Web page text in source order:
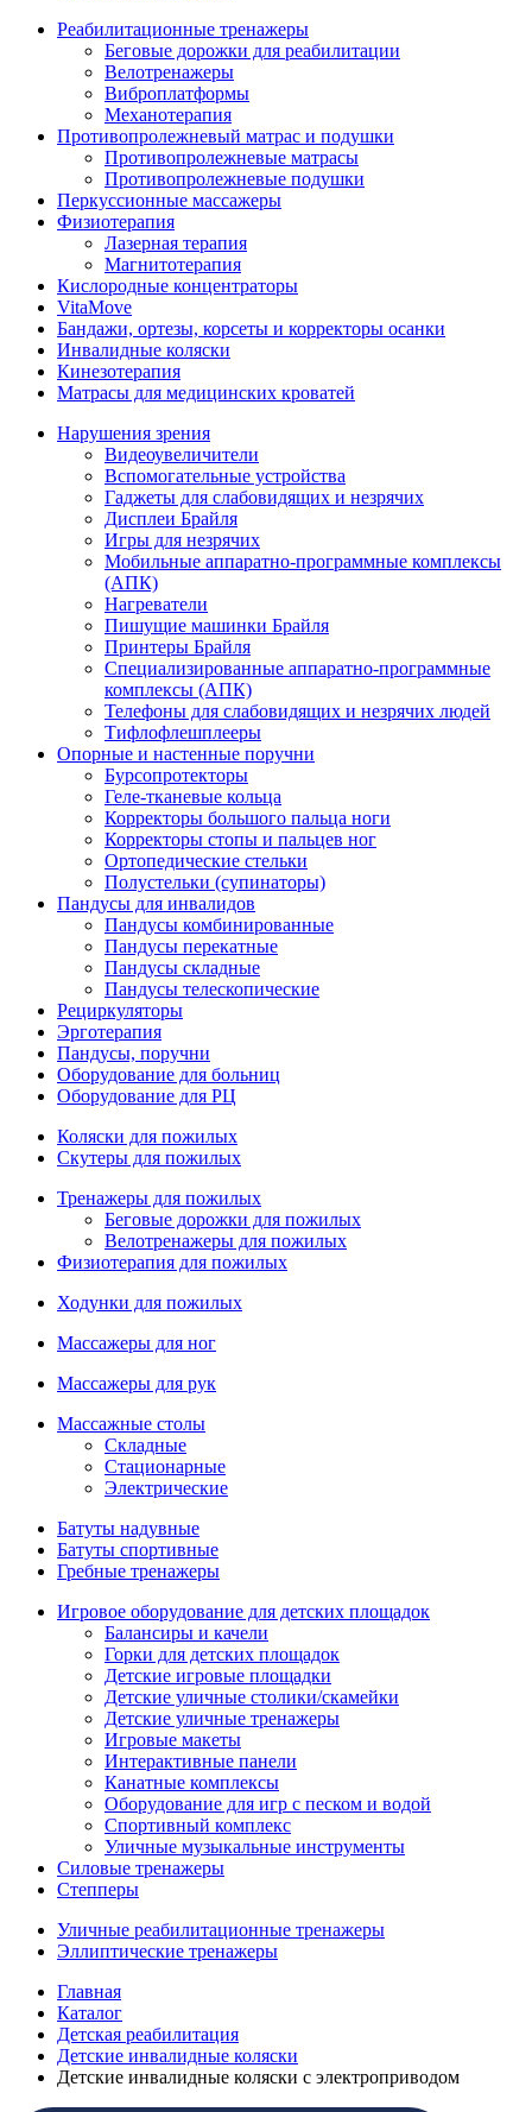
Реабилитационные тренажеры
Беговые дорожки для реабилитации
Велотренажеры
Виброплатформы
Механотерапия
Противопролежневый матрас и подушки
Противопролежневые матрасы
Противопролежневые подушки
Перкуссионные массажеры
Физиотерапия
Лазерная терапия
Магнитотерапия
Кислородные концентраторы
VitaMove
Бандажи, ортезы, корсеты и корректоры осанки
Инвалидные коляски
Кинезотерапия
Матрасы для медицинских кроватей
Нарушения зрения
Видеоувеличители
Вспомогательные устройства
Гаджеты для слабовидящих и незрячих
Дисплеи Брайля
Игры для незрячих
Мобильные аппаратно-программные комплексы
(АПК)
Нагреватели
Пишущие машинки Брайля
Принтеры Брайля
Специализированные аппаратно-программные
комплексы (АПК)
Телефоны для слабовидящих и незрячих людей
Тифлофлешплееры
Опорные и настенные поручни
Бурсопротекторы
Геле-тканевые кольца
Корректоры большого пальца ноги
Корректоры стопы и пальцев ног
Ортопедические стельки
Полустельки (супинаторы)
Пандусы для инвалидов
Пандусы комбинированные
Пандусы перекатные
Пандусы складные
Пандусы телескопические
Рециркуляторы
Эрготерапия
Пандусы, поручни
Оборудование для больниц
Оборудование для РЦ
Коляски для пожилых
Скутеры для пожилых
Тренажеры для пожилых
Беговые дорожки для пожилых
Велотренажеры для пожилых
Физиотерапия для пожилых
Ходунки для пожилых
Массажеры для ног
Массажеры для рук
Массажные столы
Складные
Стационарные
Электрические
Батуты надувные
Батуты спортивные
Гребные тренажеры
Игровое оборудование для детских площадок
Балансиры и качели
Горки для детских площадок
Детские игровые площадки
Детские уличные столики/скамейки
Детские уличные тренажеры
Игровые макеты
Интерактивные панели
Канатные комплексы
Оборудование для игр с песком и водой
Спортивный комплекс
Уличные музыкальные инструменты
Силовые тренажеры
Степперы
Уличные реабилитационные тренажеры
Эллиптические тренажеры
Главная
Каталог
Детская реабилитация
Детские инвалидные коляски
Детские инвалидные коляски с электроприводом